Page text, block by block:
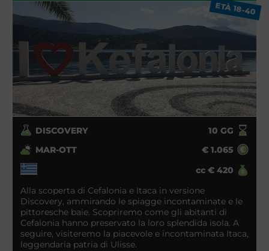
ETÀ 18-40
DISCOVERY 10 GG
MAR-OTT
€ 1.065
cc € 420
Alla scoperta di Cefalonia e Itaca in versione
Discovery, ammirando le spiagge incontaminate e le
pittoresche baie. Scopriremo come gli abitanti di
Cefalonia hanno preservato la loro splendida isola. A
seguire, visiteremo la piacevole e incontaminata Itaca,
leggendaria patria di Ulisse.